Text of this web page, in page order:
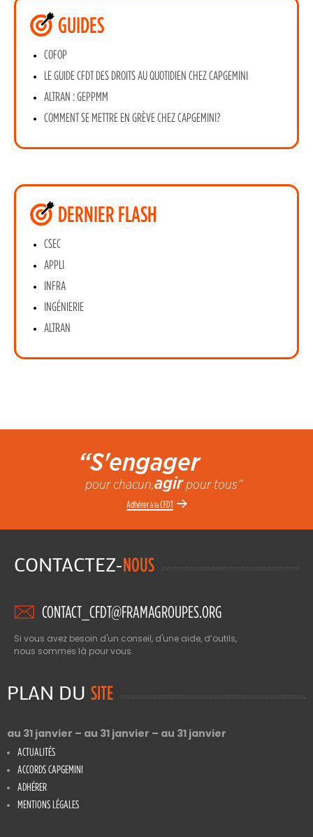
GUIDES
COFOP
LE GUIDE CFDT DES DROITS AU QUOTIDIEN CHEZ CAPGEMINI
ALTRAN : GEPPMM
COMMENT SE METTRE EN GRÈVE CHEZ CAPGEMINI?
DERNIER FLASH
CSEC
APPLI
INFRA
INGÉNIERIE
ALTRAN
“S'engager
pour chacun,agirpour tous”
Adhérerà laCFDT
CONTACTEZ-NOUS
CONTACT_CFDT@FRAMAGROUPES.ORG
Si vous avez besoin d'un conseil, d'une aide, d’outils,
nous sommes là pour vous.
PLAN DU SITE
au 31 janvier – au 31 janvier – au 31 janvier
ACTUALITÉS
ACCORDS CAPGEMINI
ADHÉRER
MENTIONS LÉGALES